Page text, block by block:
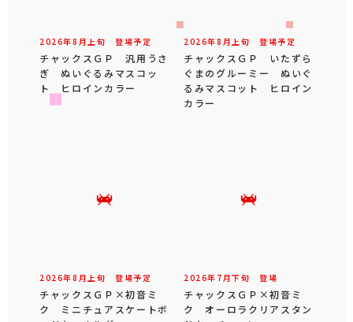
2026年8 月 上旬 登場予定
チャックスＧＰ 汎用うさ
ぎ ぬいぐるみマスコッ
ト ヒロインカラー
2026年8 月 上旬 登場予定
チャックスＧＰ いたずら
ぐまのグルーミー ぬいぐ
るみマスコット ヒロイン
カラー
2026年8 月 上旬 登場予定
チャックスＧＰ×初音ミ
ク ミニチュアスケートボ
2026年 7 月下旬 登場
チャックスＧＰ×初音ミ
ク オーロラクリアスタン